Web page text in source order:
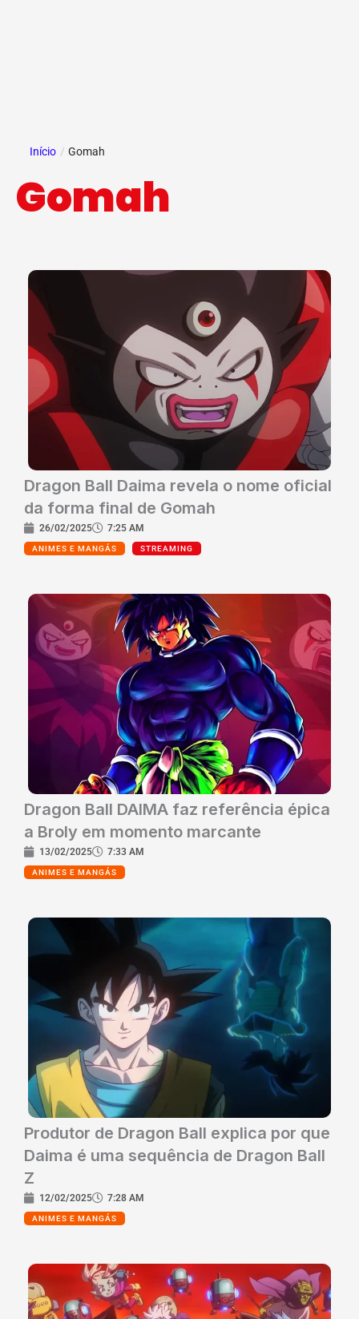
Início / Gomah
Gomah
Dragon Ball Daima revela o nome oficial
da forma final de Gomah
26/02/2025 7:25 AM
ANIMES E MANGÁS STREAMING
Dragon Ball DAIMA faz referência épica
a Broly em momento marcante
13/02/2025 7:33 AM
ANIMES E MANGÁS
Produtor de Dragon Ball explica por que
Daima é uma sequência de Dragon Ball
Z
12/02/2025 7:28 AM
ANIMES E MANGÁS